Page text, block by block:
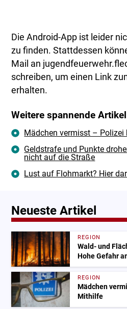
Die Android-App ist leider
zu finden. Stattdessen
Mail an
schreiben, um einen Link
erhalten.
Weitere spannende Artikel
Mädchen vermisst –
Geldstrafe und Punkte
nicht auf die Straße
Lust auf Flohmarkt? Hier
Neueste Artikel
REGION
Wald- und
Hohe Gefahr
REGION
Mädchen
Mithilfe